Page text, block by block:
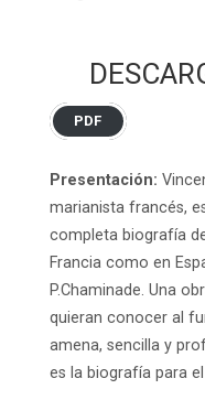
PDF
Presentación:
marianista francés,
completa biografía
Francia como en
P.Chaminade. Una
quieran conocer al
amena, sencilla y
es la biografía para